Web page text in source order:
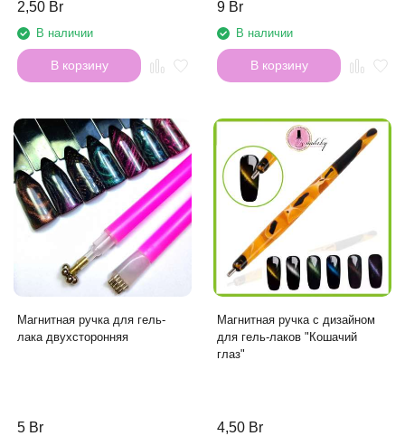
2,50 Br
В наличии
В корзину
9 Br
В наличии
В корзину
Магнитная ручка для гель-
лака двухсторонняя
5 Br
Магнитная ручка с дизайном
для гель-лаков "Кошачий
глаз"
4,50 Br